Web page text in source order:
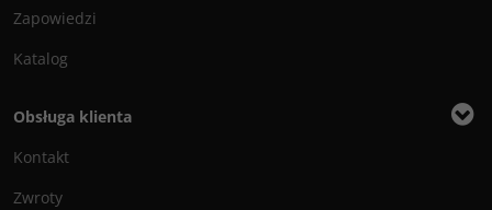
Zapowiedzi
Katalog
Obsługa klienta
Kontakt
Zwroty